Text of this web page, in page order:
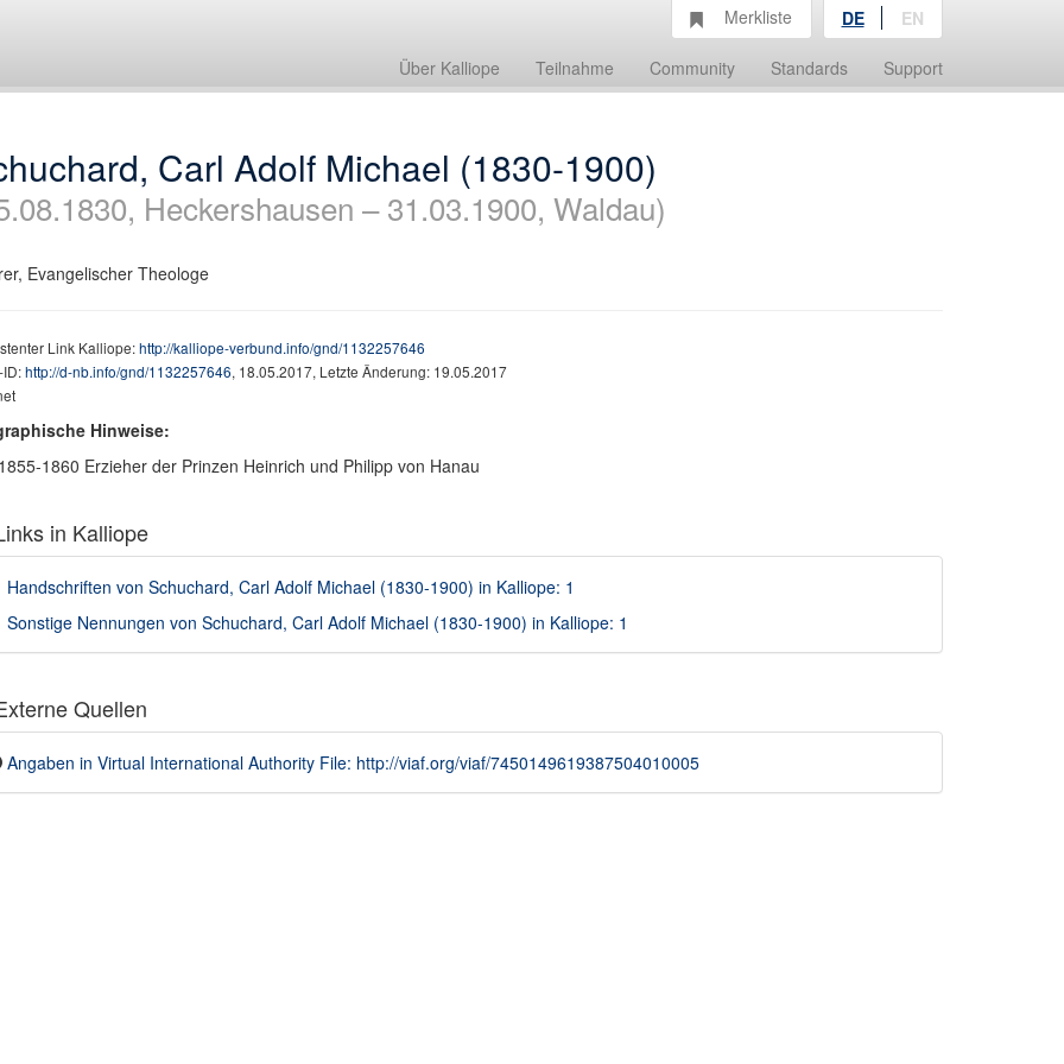
Über Kalliope Teilnahme Community Standards Support
Merkliste DE EN
Carl Adolf Michael (1830-1900)
Heckershausen – 31.03.1900, Waldau)
Evangelischer Theologe
Link Kalliope:http://kalliope-verbund.info/gnd/1132257646
http://d-nb.info/gnd/1132257646, 18.05.2017, Letzte Änderung: 19.05.2017
Hinweise:
1860 Erzieher der Prinzen Heinrich und Philipp von Hanau
in Kalliope
Handschriften von Schuchard, Carl Adolf Michael (1830-1900) in Kalliope: 1
Sonstige Nennungen von Schuchard, Carl Adolf Michael (1830-1900) in Kalliope: 1
Quellen
Angaben in Virtual International Authority File: http://viaf.org/viaf/7450149619387504010005